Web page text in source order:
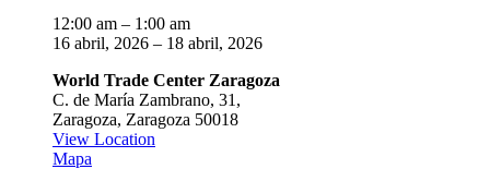
la
Sociedad
de
Neumología
Pediátrica
(SENP)
12:00 am – 1:00 am
16 abril, 2026 – 18 abril, 2026
World Trade Center Zaragoza
C. de María Zambrano, 31,
Zaragoza, Zaragoza 50018
View Location
Mapa